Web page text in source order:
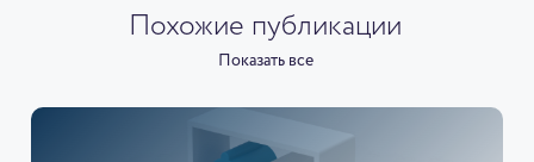
Похожие публикации
Показать все